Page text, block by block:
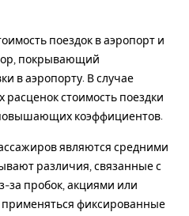
поездок в аэропорт и
покрывающий
в аэропорту. В случае
стоимость поездки
коэффициентов.
являются средними
различия, связанные с
за пробок, акциями или
фиксированные